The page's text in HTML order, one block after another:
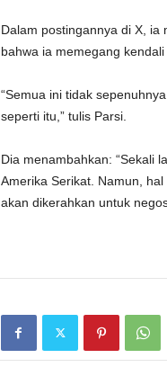
Dalam postingannya di X, ia
bahwa ia memegang
“Semua ini tidak
seperti itu,” tulis Parsi.
Dia menambahkan: “Sekali
Amerika Serikat. Namun,
akan dikerahkan untuk